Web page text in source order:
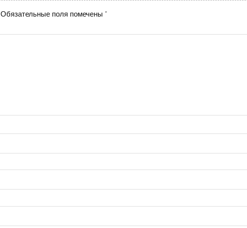
Обязательные поля помечены *